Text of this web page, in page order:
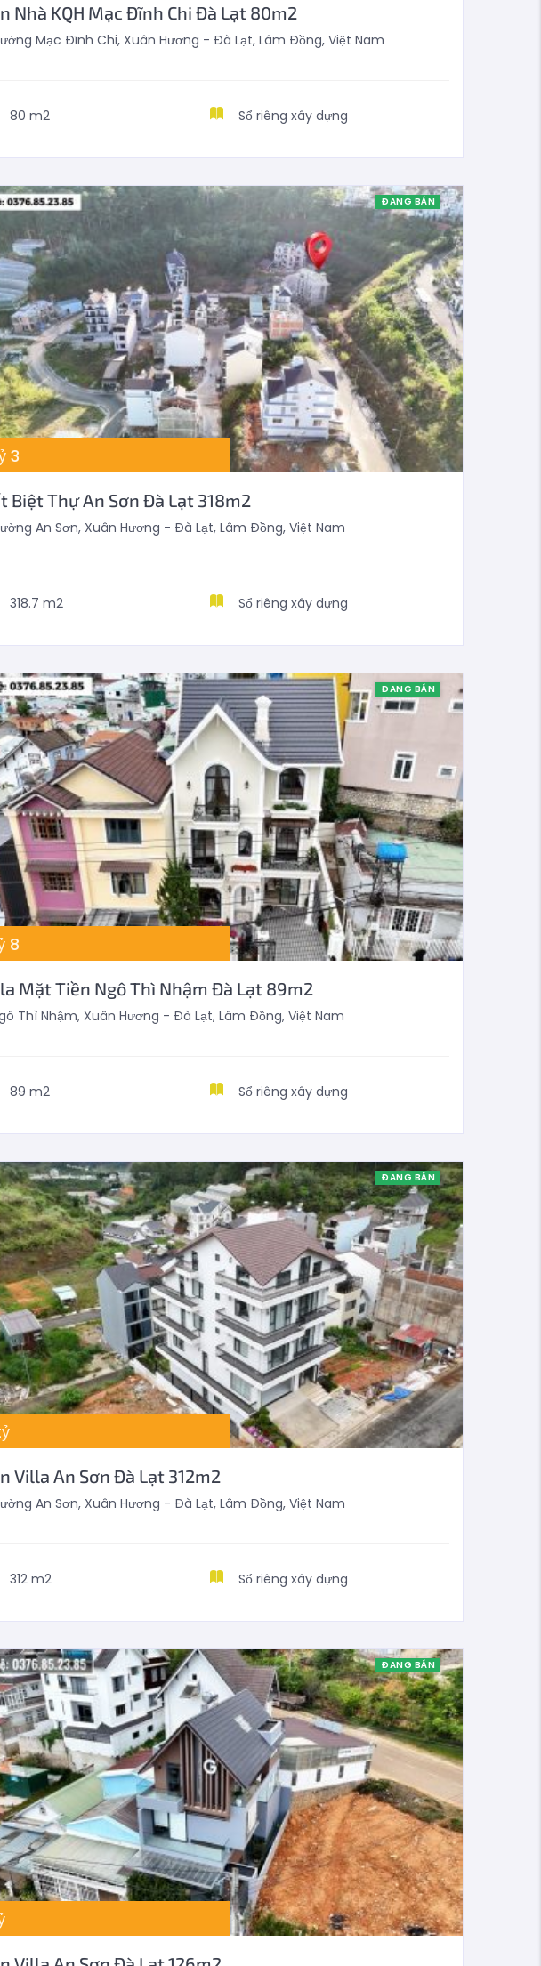
Nhà KQH Mạc Đĩnh Chi Đà Lạt 80m2
Mạc Đĩnh Chi, Xuân Hương - Đà Lạt, Lâm Đồng, Việt Nam
80 m2 Sổ riêng xây dựng
ĐANG BÁN
3
Biệt Thự An Sơn Đà Lạt 318m2
An Sơn, Xuân Hương - Đà Lạt, Lâm Đồng, Việt Nam
318.7 m2 Sổ riêng xây dựng
ĐANG BÁN
8
Mặt Tiền Ngô Thì Nhậm Đà Lạt 89m2
Thì Nhậm, Xuân Hương - Đà Lạt, Lâm Đồng, Việt Nam
89 m2 Sổ riêng xây dựng
ĐANG BÁN
Villa An Sơn Đà Lạt 312m2
An Sơn, Xuân Hương - Đà Lạt, Lâm Đồng, Việt Nam
312 m2 Sổ riêng xây dựng
ĐANG BÁN